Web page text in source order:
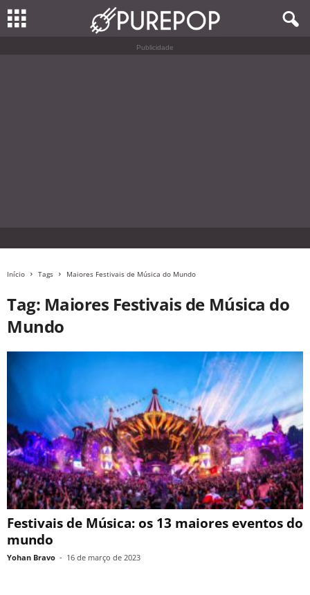
Publicidade
Início Tags Maiores Festivais de Música do Mundo
Tag: Maiores Festivais de Música do
Mundo
Festivais de Música: os 13 maiores eventos do
mundo
Yohan Bravo - 16 de março de 2023